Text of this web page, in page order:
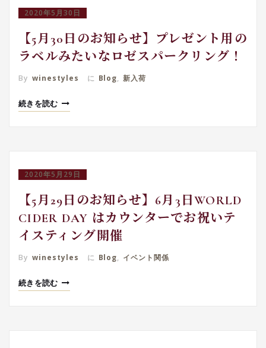
2020年5月30日
【5月30日のお知らせ】プレゼント用の
ラベルみたいなロゼスパークリング！
By winestyles に Blog, 新入荷
続きを読む
2020年5月29日
【5月29日のお知らせ】6月3日WORLD
CIDER DAY はカウンターでお祝いテ
イスティング開催
By winestyles に Blog, イベント関係
続きを読む